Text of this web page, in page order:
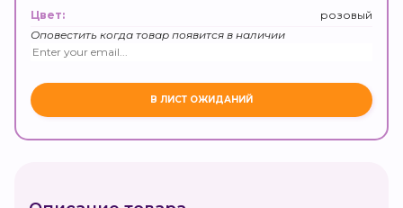
Цвет:
розовый
Оповестить когда товар появится в наличии